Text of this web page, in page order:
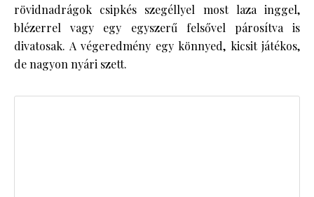
rövidnadrágok csipkés szegéllyel most laza inggel,
blézerrel vagy egy egyszerű felsővel párosítva is
divatosak. A végeredmény egy könnyed, kicsit játékos,
de nagyon nyári szett.